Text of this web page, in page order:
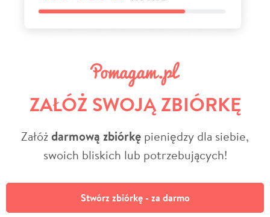
ZAŁÓŻ SWOJĄ ZBIÓRKĘ
Załóżdarmową zbiórkę pieniędzy dla siebie,
swoich bliskich lub potrzebujących!
Stwórz zbiórkę - za darmo